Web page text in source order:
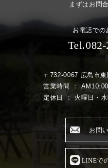
まずはお問
お電話での
〒732-0067 広島市
営業時間 ：
定休日 ： 火曜日・水
お問
LINEで